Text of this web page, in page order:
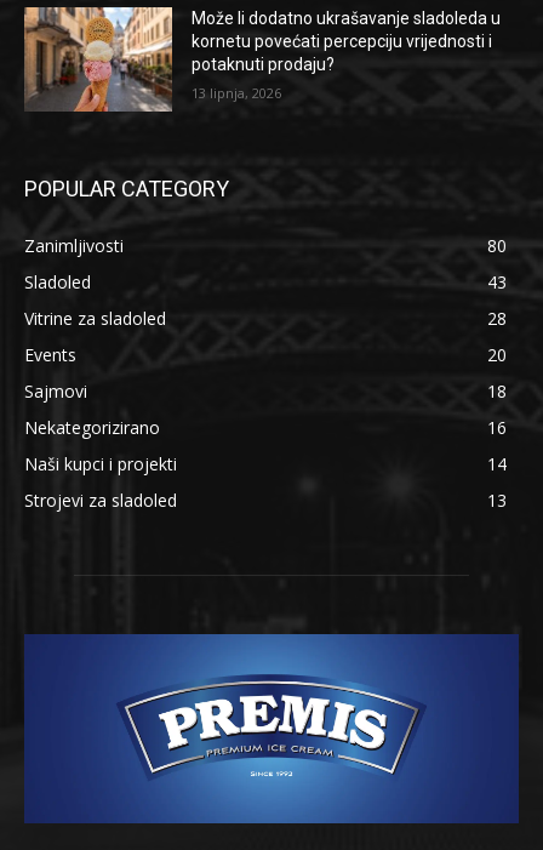
Može li dodatno ukrašavanje sladoleda u
kornetu povećati percepciju vrijednosti i
potaknuti prodaju?
13 lipnja, 2026
POPULAR CATEGORY
Zanimljivosti
80
Sladoled
43
Vitrine za sladoled
28
Events
20
Sajmovi
18
Nekategorizirano
16
Naši kupci i projekti
14
Strojevi za sladoled
13